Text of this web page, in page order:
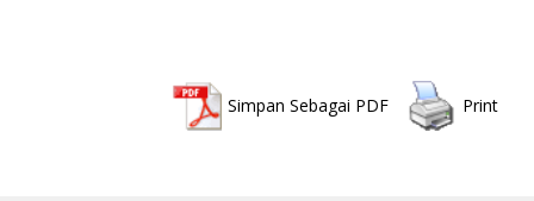
Simpan Sebagai PDF Print